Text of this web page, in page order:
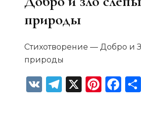
природы
Стихотворение — Добро и
природы
VK Telegram
X